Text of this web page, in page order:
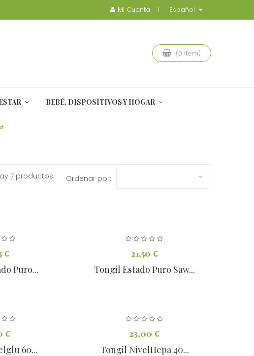
Mi Cuenta Español
(0 item)
BEBÉ, DISPOSITIVOS Y HOGAR
7 productos. Ordenar por:
€
Puro...
21,50 €
Tongil Estado Puro Saw...
€
60...
23,00 €
Tongil NivelHepa 40...